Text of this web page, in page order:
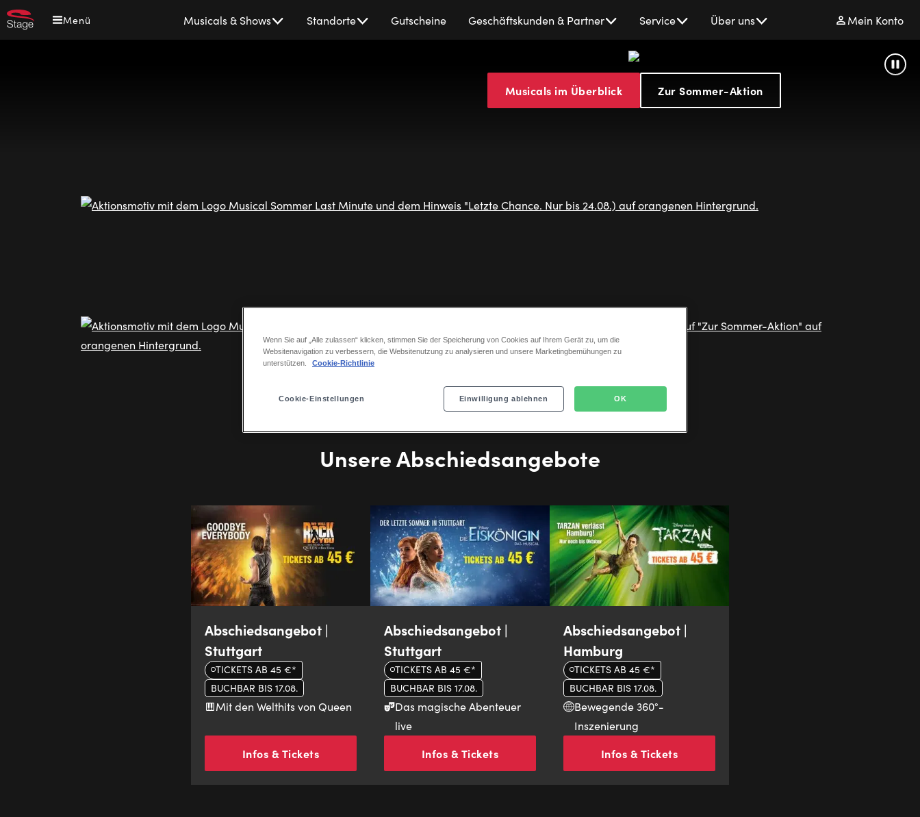
Direkt
zum
Menü
navigation
Musicals & Shows Standorte Gutscheine Geschäftskunden & Partner Service Über uns Mein Konto
Stage
&
Musicals im Überblick Zur Sommer-Aktion
Unsere Abschiedsangebote
Abschiedsangebot |
Stuttgart
TICKETS AB 45 €*
BUCHBAR BIS 17.08.
Mit den Welthits von Queen
Infos & Tickets
Abschiedsangebot |
Stuttgart
TICKETS AB 45 €*
BUCHBAR BIS 17.08.
Das magische Abenteuer
live
Infos & Tickets
Abschiedsangebot |
Hamburg
TICKETS AB 45 €*
BUCHBAR BIS 17.08.
Bewegende 360°-
Inszenierung
Infos & Tickets
Wenn Sie auf „Alle zulassen“ klicken, stimmen Sie der Speicherung von Cookies auf Ihrem Gerät zu, um die
Websitenavigation zu verbessern, die Websitenutzung zu analysieren und unsere Marketingbemühungen zu
unterstützen.
Cookie-Richtlinie
Cookie-Einstellungen Einwilligung ablehnen OK